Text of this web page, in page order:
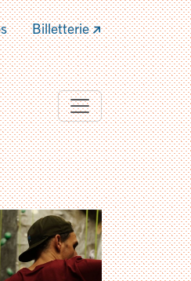
Billetterie